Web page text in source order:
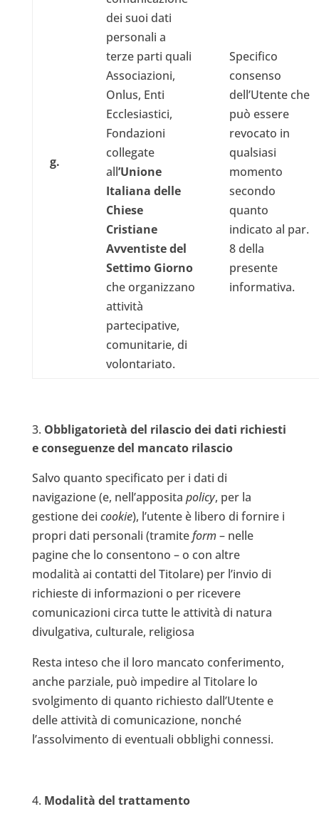
g.
dei suoi dati
personali a
terze parti quali
Associazioni,
Onlus, Enti
Ecclesiastici,
Fondazioni
collegate
all’Unione
Italiana delle
Chiese
Cristiane
Avventiste del
Settimo Giorno
che organizzano
attività
partecipative,
comunitarie, di
volontariato.
Specifico
consenso
dell’Utente che
può essere
revocato in
qualsiasi
momento
secondo
quanto
indicato al par.
8 della
presente
informativa.
Obbligatorietà del rilascio dei dati richiesti
e conseguenze del mancato rilascio
Salvo quanto specificato per i dati di
navigazione (e, nell’apposita policy, per la
gestione dei cookie), l’utente è libero di fornire i
propri dati personali (tramiteform– nelle
pagine che lo consentono – o con altre
modalità ai contatti del Titolare) per l’invio di
richieste di informazioni o per ricevere
comunicazioni circa tutte le attività di natura
divulgativa, culturale, religiosa
Resta inteso che il loro mancato conferimento,
anche parziale, può impedire al Titolare lo
svolgimento di quanto richiesto dall’Utente e
delle attività di comunicazione, nonché
l’assolvimento di eventuali obblighi connessi.
Modalità del trattamento